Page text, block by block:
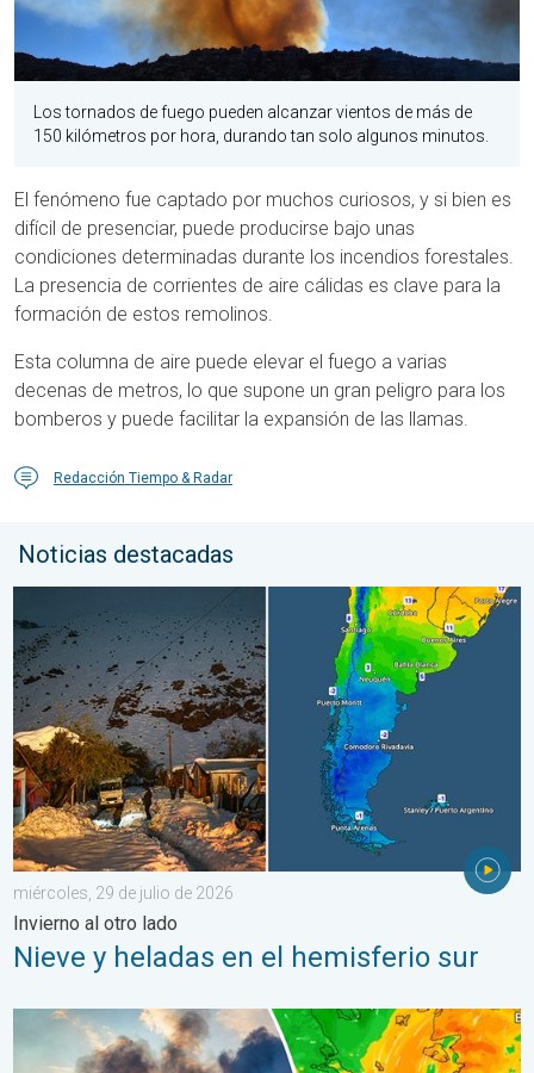
Los tornados de fuego pueden alcanzar vientos de más de
150 kilómetros por hora, durando tan solo algunos minutos.
El fenómeno fue captado por muchos curiosos, y si bien es
difícil de presenciar, puede producirse bajo unas
condiciones determinadas durante los incendios forestales.
La presencia de corrientes de aire cálidas es clave para la
formación de estos remolinos.
Esta columna de aire puede elevar el fuego a varias
decenas de metros, lo que supone un gran peligro para los
bomberos y puede facilitar la expansión de las llamas.
Redacción Tiempo & Radar
Noticias destacadas
Nieve y heladas en el hemisferio sur. Invierno al otro lado. . .
miércoles, 29 de julio de 2026
Invierno al otro lado
Nieve y heladas en el hemisferio sur
Los incendios arrasan el sureste de Europa. Calor y mucho